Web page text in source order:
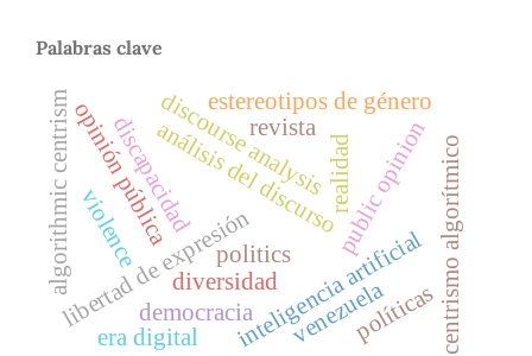
Palabras clave
inteligencia artificial
análisis del discurso centrismo algorítmico
libertad de expresión
opinión públicadiscourse analysis
algorithmic centrism public opinion
estereotipos de género
discapacidad
diversidad
realidad
venezuelapolíticas
politics
revista
democracia
era digital
violence